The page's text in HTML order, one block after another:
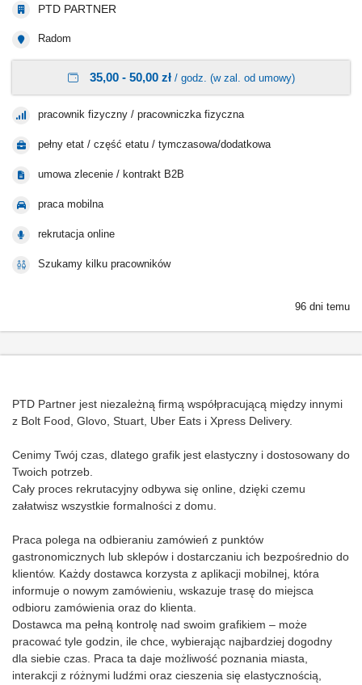
PTD PARTNER
Radom
35,00 - 50,00 zł/ godz. (w zal. od umowy)
pracownik fizyczny / pracowniczka fizyczna
pełny etat / część etatu / tymczasowa/dodatkowa
umowa zlecenie / kontrakt B2B
praca mobilna
rekrutacja online
Szukamy kilku pracowników
96 dni temu
PTD Partner jest niezależną firmą współpracującą między innymi
z Bolt Food, Glovo, Stuart, Uber Eats i Xpress Delivery.
Cenimy Twój czas, dlatego grafik jest elastyczny i dostosowany do
Twoich potrzeb.
Cały proces rekrutacyjny odbywa się online, dzięki czemu
załatwisz wszystkie formalności z domu.
Praca polega na odbieraniu zamówień z punktów
gastronomicznych lub sklepów i dostarczaniu ich bezpośrednio do
klientów. Każdy dostawca korzysta z aplikacji mobilnej, która
informuje o nowym zamówieniu, wskazuje trasę do miejsca
odbioru zamówienia oraz do klienta.
Dostawca ma pełną kontrolę nad swoim grafikiem – może
pracować tyle godzin, ile chce, wybierając najbardziej dogodny
dla siebie czas. Praca ta daje możliwość poznania miasta,
interakcji z różnymi ludźmi oraz cieszenia się elastycznością,